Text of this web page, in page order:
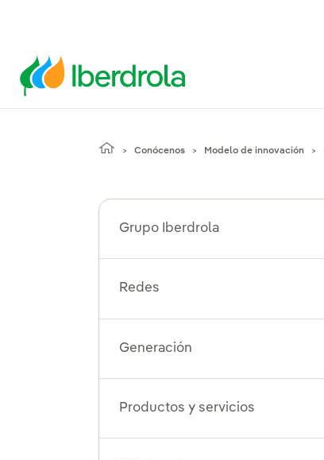
Conócenos Modelo de innovación
Grupo Iberdrola
Redes
Generación
Productos y servicios